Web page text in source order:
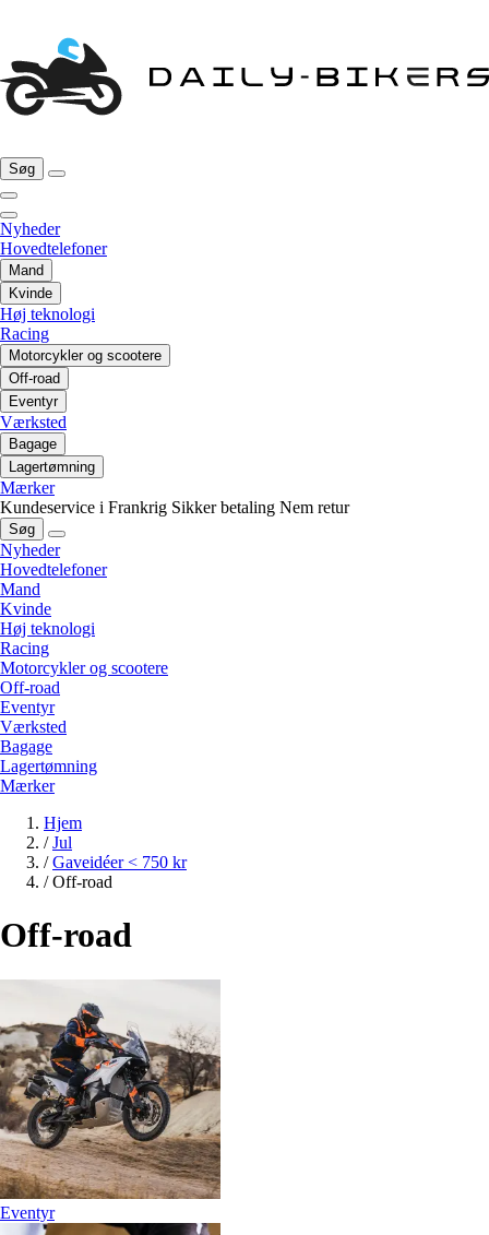
Søg
Nyheder
Hovedtelefoner
Mand
Kvinde
Høj teknologi
Racing
Motorcykler og scootere
Off-road
Eventyr
Værksted
Bagage
Lagertømning
Mærker
Kundeservice i Frankrig Sikker betaling Nem retur
Søg
Nyheder
Hovedtelefoner
Mand
Kvinde
Høj teknologi
Racing
Motorcykler og scootere
Off-road
Eventyr
Værksted
Bagage
Lagertømning
Mærker
Hjem
/ Jul
/ Gaveidéer < 750 kr
/ Off-road
Off-road
Eventyr